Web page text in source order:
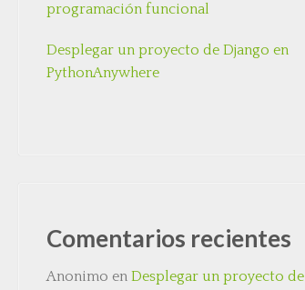
programación funcional
Desplegar un proyecto de Django en
PythonAnywhere
Comentarios recientes
Anonimo enDesplegar un proyecto de